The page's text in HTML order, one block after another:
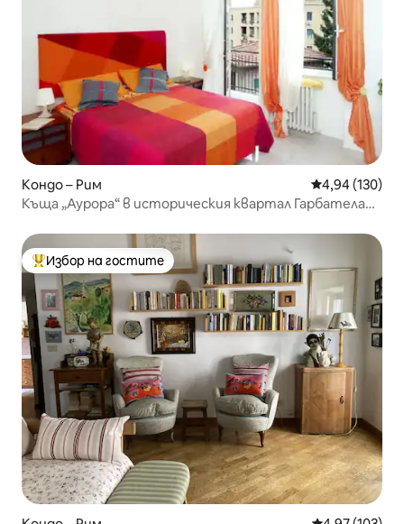
Кондо – Рим Средна
4,94 (130)
Къща „Аурора“ в историческия квартал Гарбатела
Най-популярен избор на гостите
Избор на гостите